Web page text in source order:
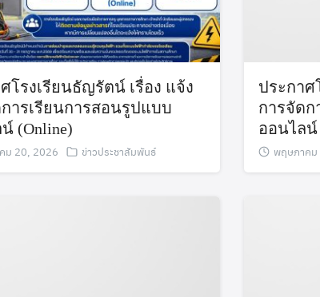
โรงเรียนธัญรัตน์ เรื่อง แจ้ง
ารเรียนการสอนรูปแบบ
(Online)
ม 20, 2026 ข่าวประชาสัมพันธ์
ประกาศ
การจัดก
ออนไลน์
พฤษภาค